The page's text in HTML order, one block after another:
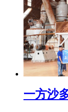
一方沙